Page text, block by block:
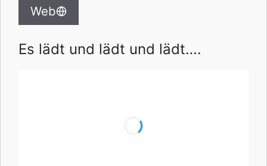
Web
Es lädt und lädt und lädt….